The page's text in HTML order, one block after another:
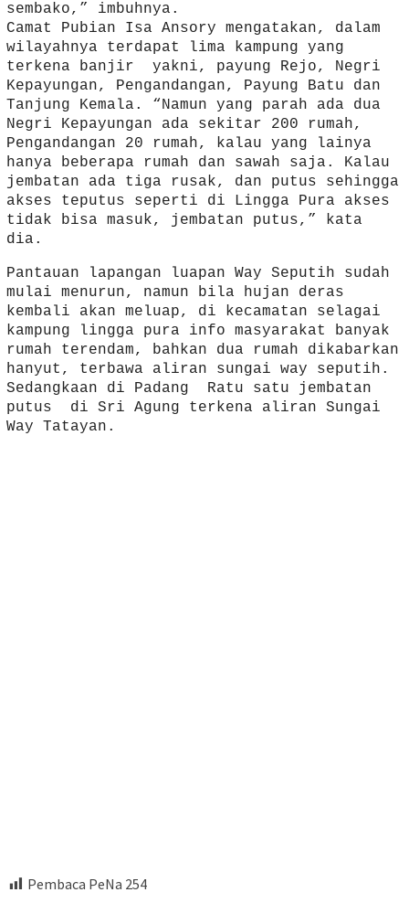
sembako,” imbuhnya.
Camat Pubian Isa Ansory mengatakan, dalam
wilayahnya terdapat lima kampung yang
terkena banjir yakni, payung Rejo, Negri
Kepayungan, Pengandangan, Payung Batu dan
Tanjung Kemala. “Namun yang parah ada dua
Negri Kepayungan ada sekitar 200 rumah,
Pengandangan 20 rumah, kalau yang lainya
hanya beberapa rumah dan sawah saja. Kalau
jembatan ada tiga rusak, dan putus sehingga
akses teputus seperti di Lingga Pura akses
tidak bisa masuk, jembatan putus,” kata
dia.
Pantauan lapangan luapan Way Seputih sudah
mulai menurun, namun bila hujan deras
kembali akan meluap, di kecamatan selagai
kampung lingga pura info masyarakat banyak
rumah terendam, bahkan dua rumah dikabarkan
hanyut, terbawa aliran sungai way seputih.
Sedangkaan di Padang Ratu satu jembatan
putus di Sri Agung terkena aliran Sungai
Way Tatayan.
Pembaca PeNa 254